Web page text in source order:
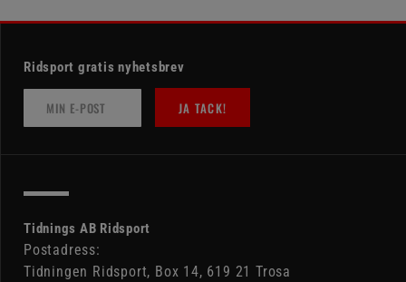
Ridsport gratis nyhetsbrev
JA TACK!
Tidnings AB Ridsport
Postadress:
Tidningen Ridsport, Box 14, 619 21 Trosa